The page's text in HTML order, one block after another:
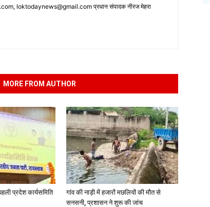
loktodaynews@gmail.com प्रधान संपादक नीरज मेहरा
MORE FROM AUTHOR
प्रदेश कार्यसमिति
गांव की नाड़ी में हजारों मछलियों की मौत से
सनसनी, प्रशासन ने शुरू की जांच